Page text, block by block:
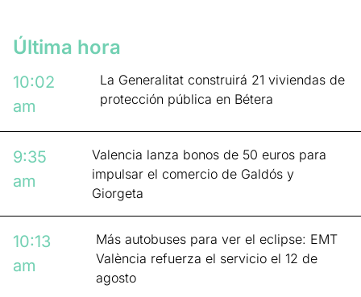
Última hora
10:02
am
La Generalitat construirá 21 viviendas de
protección pública en Bétera
9:35
am
Valencia lanza bonos de 50 euros para
impulsar el comercio de Galdós y
Giorgeta
10:13
am
Más autobuses para ver el eclipse: EMT
València refuerza el servicio el 12 de
agosto